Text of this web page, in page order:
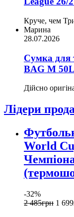
Круче, чем
Марина
28.07.2026
Сумка для
BAG M
Дійсно
Лідери
World
-32%
2 485грн 1 699